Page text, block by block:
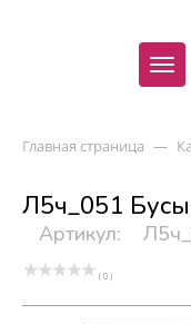
Главная страница —
Л5ч_051
Артикул:
( 0 )